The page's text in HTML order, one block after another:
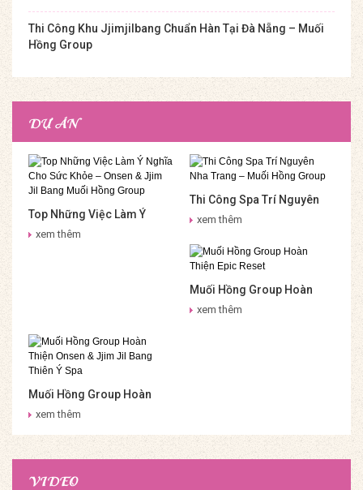
Thi Công Khu Jjimjilbang Chuẩn Hàn Tại Đà Nẵng – Muối
Hồng Group
DỰ ÁN
Top Những Việc Làm Ý
Nghĩa Cho Sức Khỏe –
xem thêm
Thi Công Spa Trí Nguyên
Nha Trang – Muối Hồng
xem thêm
Muối Hồng Group Hoàn
Thiện Epic Reset
xem thêm
Muối Hồng Group Hoàn
Thiện Onsen & Jjim Jil
xem thêm
VIDEO